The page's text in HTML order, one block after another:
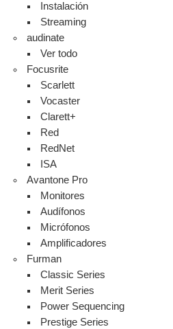
Instalación
Streaming
audinate
Ver todo
Focusrite
Scarlett
Vocaster
Clarett+
Red
RedNet
ISA
Avantone Pro
Monitores
Audífonos
Micrófonos
Amplificadores
Furman
Classic Series
Merit Series
Power Sequencing
Prestige Series